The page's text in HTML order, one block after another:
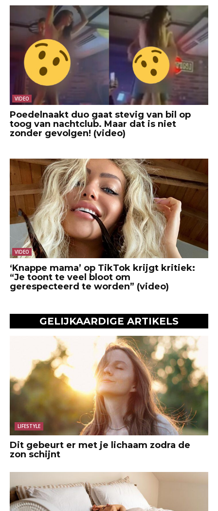
VIDEO
Poedelnaakt duo gaat stevig van bil op
toog van nachtclub. Maar dat is niet
zonder gevolgen! (video)
VIDEO
‘Knappe mama’ op TikTok krijgt kritiek:
“Je toont te veel bloot om
gerespecteerd te worden” (video)
GELIJKAARDIGE ARTIKELS
LIFESTYLE
Dit gebeurt er met je lichaam zodra de
zon schijnt